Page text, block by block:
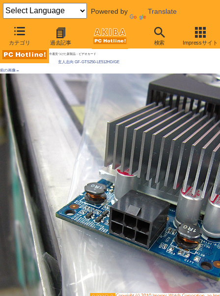
Powered by Translate
カテゴリ 過去記事 検索 Impressサイト
AKIBA PC Hotline! 2010年6月26日号
LowProfile対応のGeForce GTS 250が初登場
今週見つけた新製品：ビデオカード
玄人志向 GF-GTS250-LE512HD/GE
前の画像←